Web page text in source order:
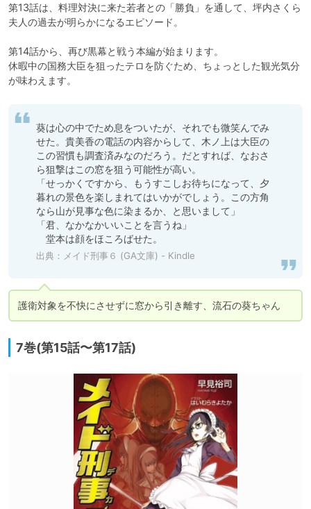
第13話は、料理対決に来た若者との「勝負」を通して、坪内さくら
夫人の過去が明らかになるエピソード。
第14話から、再び黒幕と戦う本編が始まります。
休暇中の国務大臣を狙ったテロを防ぐため、ちょっとした観光気分
が味わえます。
葵は心の中でため息をついたが、それでも微笑んでみ
せた。貴美香の電話の内容からして、木ノ上は大臣の
この習慣も調査済みなのだろう。だとすれば、なおさ
ら狙撃はこの窓を狙う可能性が高い。
「せっかくですから、もうすこしお待ちになって、夕
暮れの景色を楽しまれてはいかがでしょう。この方角
なら山が見事な色に染まるか、と思いまして」
「君、なかなかいいことを言うね」
堂本は顔をほころばせた。
出典： メイド刑事６ (GA文庫) - Kindle
護衛対象を不快にさせずに窓から引き離す、流石の葵ちゃん
7巻(第15話〜第17話)